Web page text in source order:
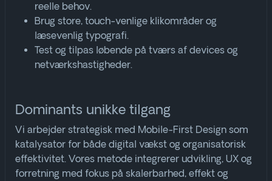
reelle behov.
Brug store, touch-venlige klikområder og
læsevenlig typografi.
Test og tilpas løbende på tværs af devices og
netværkshastigheder.
Dominants unikke tilgang
Vi arbejder strategisk med Mobile-First Design som
katalysator for både digital vækst og organisatorisk
effektivitet. Vores metode integrerer udvikling, UX og
forretning med fokus på skalerbarhed, effekt og